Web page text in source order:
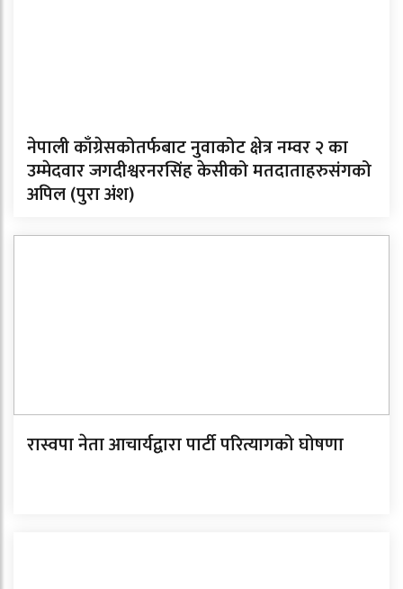
नेपाली काँग्रेसकोतर्फबाट नुवाकोट क्षेत्र नम्वर २ का
उम्मेदवार जगदीश्वरनरसिंह केसीको मतदाताहरुसंगको
अपिल (पुरा अंश)
रास्वपा नेता आचार्यद्वारा पार्टी परित्यागको घोषणा